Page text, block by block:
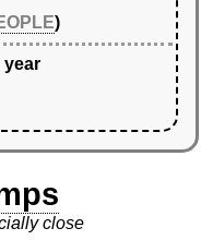
)
year
close